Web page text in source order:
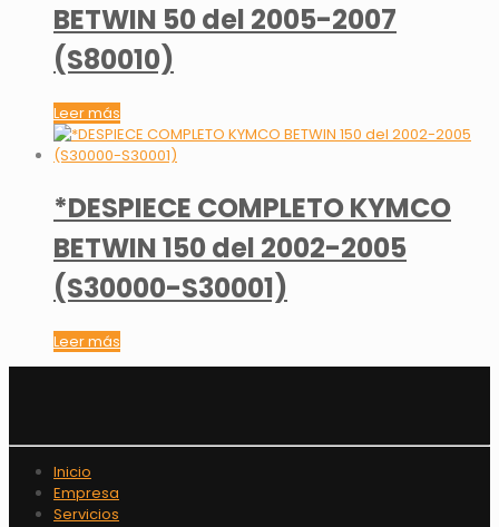
BETWIN 50 del 2005-2007
(S80010)
Leer más
*DESPIECE COMPLETO KYMCO
BETWIN 150 del 2002-2005
(S30000-S30001)
Leer más
Inicio
Empresa
Servicios